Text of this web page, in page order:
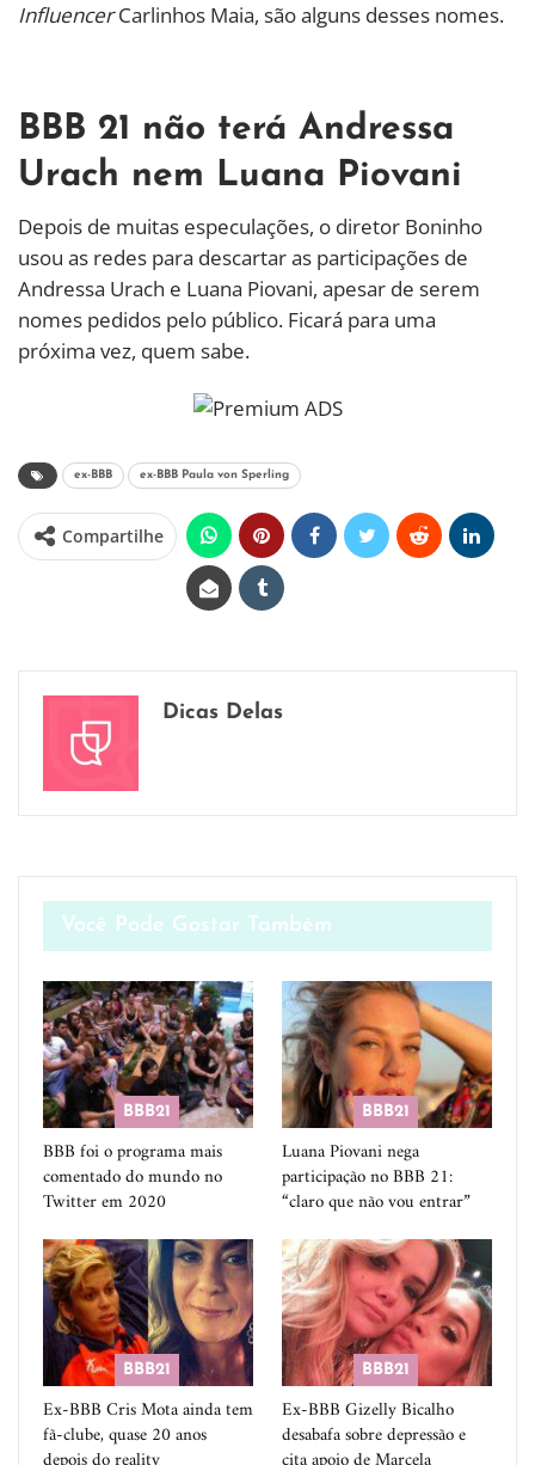
InfluencerCarlinhos Maia, são alguns desses nomes.
BBB 21 não terá Andressa
Urach nem Luana Piovani
Depois de muitas especulações, o diretor Boninho
usou as redes para descartar as participações de
Andressa Urach e Luana Piovani, apesar de serem
nomes pedidos pelo público. Ficará para uma
próxima vez, quem sabe.
ex-BBB ex-BBB Paula von Sperling
Compartilhe
Dicas Delas
Você Pode Gostar Também
BBB21
BBB foi o programa mais
comentado do mundo no
Twitter em 2020
BBB21
Luana Piovani nega
participação no BBB 21:
“claro que não vou entrar”
BBB21
Ex-BBB Cris Mota ainda tem
fã-clube, quase 20 anos
BBB21
Ex-BBB Gizelly Bicalho
desabafa sobre depressão e